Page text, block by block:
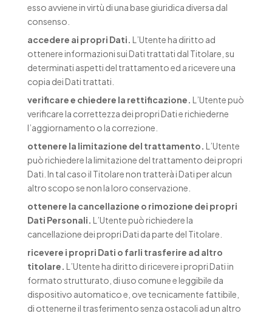
esso avviene in virtù di una base giuridica diversa dal
consenso.
accedere ai propri Dati. L’Utente ha diritto ad
ottenere informazioni sui Dati trattati dal Titolare, su
determinati aspetti del trattamento ed a ricevere una
copia dei Dati trattati.
verificare e chiedere la rettificazione. L’Utente può
verificare la correttezza dei propri Dati e richiederne
l’aggiornamento o la correzione.
ottenere la limitazione del trattamento. L’Utente
può richiedere la limitazione del trattamento dei propri
Dati. In tal caso il Titolare non tratterà i Dati per alcun
altro scopo se non la loro conservazione.
ottenere la cancellazione o rimozione dei propri
Dati Personali. L’Utente può richiedere la
cancellazione dei propri Dati da parte del Titolare.
ricevere i propri Dati o farli trasferire ad altro
titolare. L’Utente ha diritto di ricevere i propri Dati in
formato strutturato, di uso comune e leggibile da
dispositivo automatico e, ove tecnicamente fattibile,
di ottenerne il trasferimento senza ostacoli ad un altro